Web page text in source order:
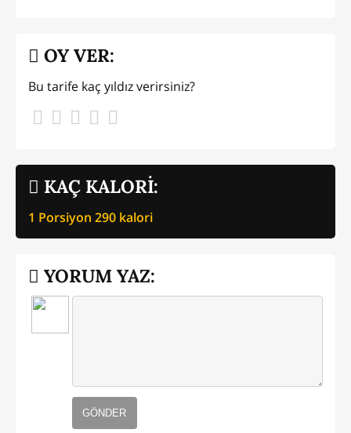
KAÇ KALORİ:
1 Porsiyon 290 kalori
OY VER:
Bu tarife kaç yıldız verirsiniz?
YORUM YAZ:
GÖNDER